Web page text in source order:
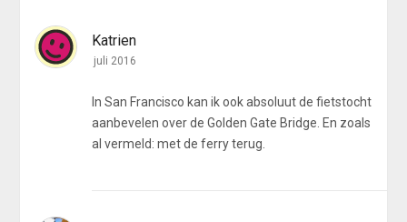
Katrien
juli 2016
In San Francisco kan ik ook absoluut de fietstocht
aanbevelen over de Golden Gate Bridge. En zoals
al vermeld: met de ferry terug.